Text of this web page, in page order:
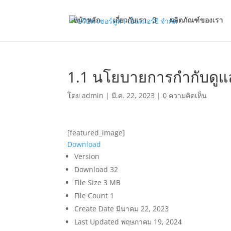
หน้าหลัก เกี่ยวกับเรา ผลิตภัณฑ์ของเรา
1.1 นโยบายการกำกับดู
โดยadmin | มี.ค. 22, 2023 |0 ความคิดเห็น
[featured_image]
Download
Version
Download32
File Size3 MB
File Count 1
Create Date มีนาคม 22, 2023
Last Updatedพฤษภาคม 19, 2024